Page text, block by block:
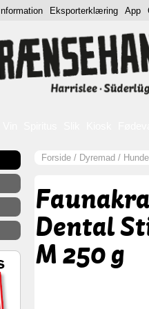
Forside / Dyremad /
Dental
M 250 g
Information Eksporterklæring App